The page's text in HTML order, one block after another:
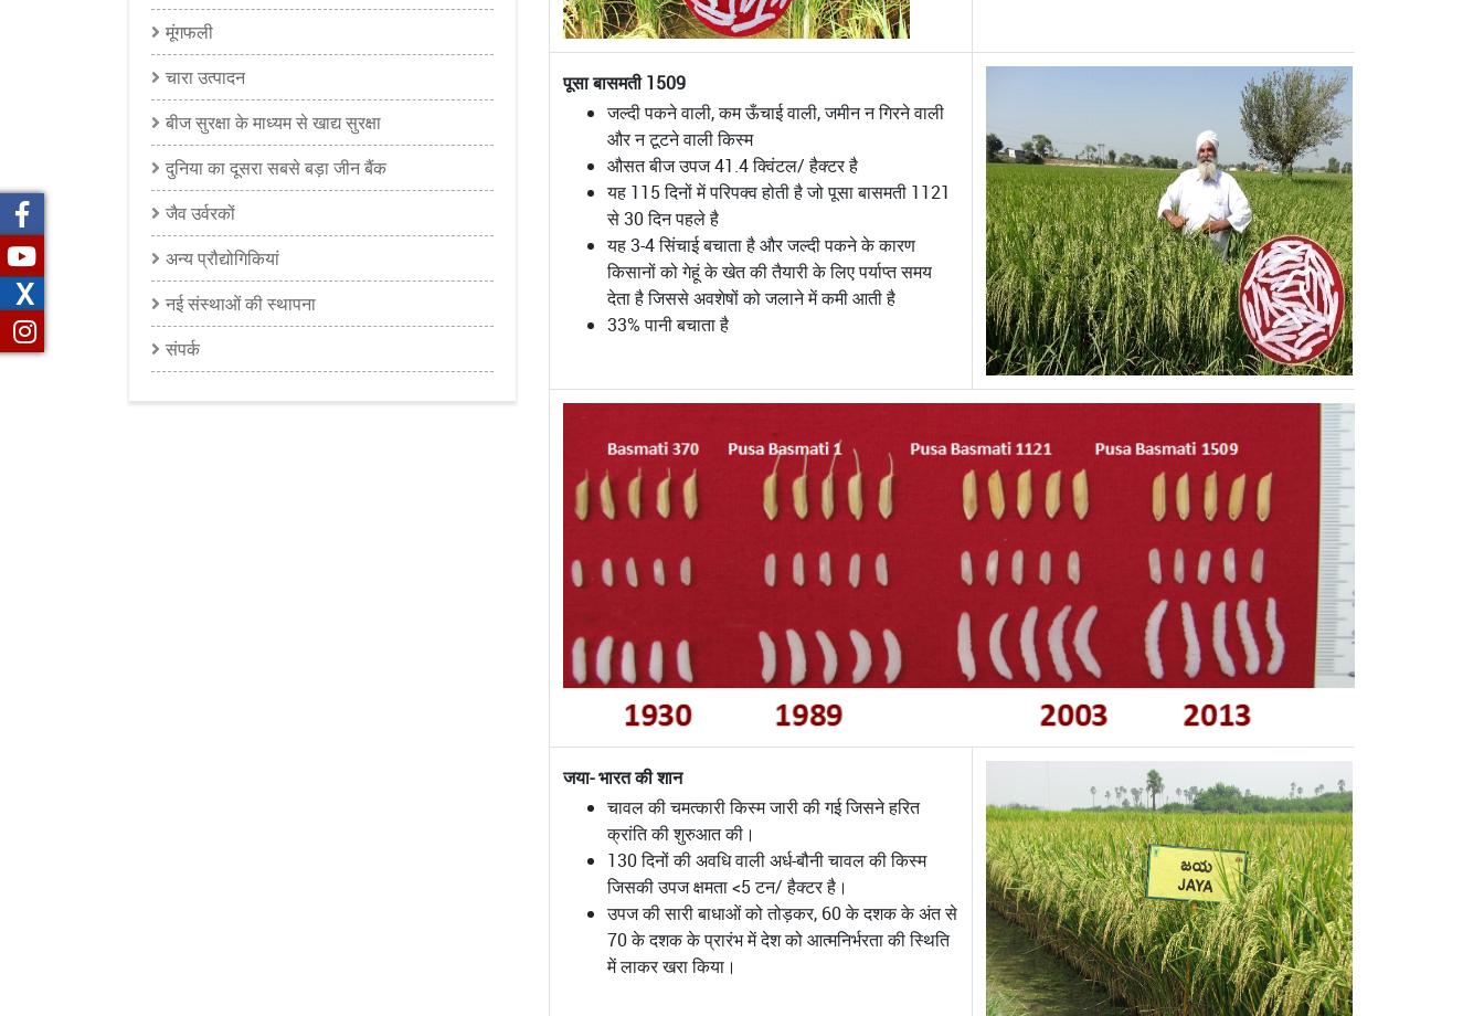
मूंगफली
चारा उत्पादन
बीज सुरक्षा के माध्यम से खाद्य सुरक्षा
दुनिया का दूसरा सबसे बड़ा जीन बैंक
जैव उर्वरकों
अन्य प्रौद्योगिकियां
नई संस्थाओं की स्थापना
संपर्क
पूसा बासमती 1509
जल्दी पकने वाली, कम ऊँचाई वाली, जमीन न गिरने वाली
और न टूटने वाली किस्म
औसत बीज उपज 41.4 क्विंटल/ हैक्टर है
यह 115 दिनों में परिपक्व होती है जो पूसा बासमती 1121
से 30 दिन पहले है
यह 3-4 सिंचाई बचाता है और जल्दी पकने के कारण
किसानों को गेहूं के खेत की तैयारी के लिए पर्याप्त समय
देता है जिससे अवशेषों को जलाने में कमी आती है
33% पानी बचाता है
जया- भारत की शान
चावल की चमत्कारी किस्म जारी की गई जिसने हरित
क्रांति की शुरुआत की।
130 दिनों की अवधि वाली अर्ध-बौनी चावल की किस्म
जिसकी उपज क्षमता <5 टन/ हैक्टर है।
उपज की सारी बाधाओं को तोड़कर, 60 के दशक के अंत से
70 के दशक के प्रारंभ में देश को आत्मनिर्भरता की स्थिति
में लाकर खरा किया।
X